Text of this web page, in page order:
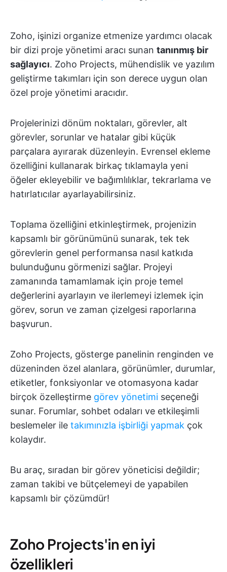
Zoho, işinizi organize etmenize yardımcı olacak
bir dizi proje yönetimi aracı sunan tanınmış bir
sağlayıcı. Zoho Projects, mühendislik ve yazılım
geliştirme takımları için son derece uygun olan
özel proje yönetimi aracıdır.
Projelerinizi dönüm noktaları, görevler, alt
görevler, sorunlar ve hatalar gibi küçük
parçalara ayırarak düzenleyin. Evrensel ekleme
özelliğini kullanarak birkaç tıklamayla yeni
öğeler ekleyebilir ve bağımlılıklar, tekrarlama ve
hatırlatıcılar ayarlayabilirsiniz.
Toplama özelliğini etkinleştirmek, projenizin
kapsamlı bir görünümünü sunarak, tek tek
görevlerin genel performansa nasıl katkıda
bulunduğunu görmenizi sağlar. Projeyi
zamanında tamamlamak için proje temel
değerlerini ayarlayın ve ilerlemeyi izlemek için
görev, sorun ve zaman çizelgesi raporlarına
başvurun.
Zoho Projects, gösterge panelinin renginden ve
düzeninden özel alanlara, görünümler, durumlar,
etiketler, fonksiyonlar ve otomasyona kadar
birçok özelleştirme görev yönetimi seçeneği
sunar. Forumlar, sohbet odaları ve etkileşimli
beslemeler ile takımınızla işbirliği yapmak çok
kolaydır.
Bu araç, sıradan bir görev yöneticisi değildir;
zaman takibi ve bütçelemeyi de yapabilen
kapsamlı bir çözümdür!
Zoho Projects'in en iyi
özellikleri